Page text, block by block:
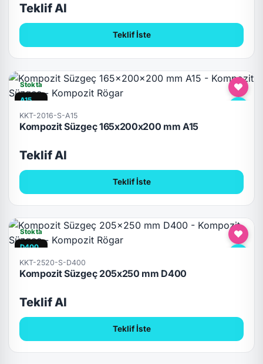
Teklif Al
Teklif İste
Stokta
A15
KKT-2016-S-A15
Kompozit Süzgeç 165x200x200 mm A15
Teklif Al
Teklif İste
Stokta
D400
KKT-2520-S-D400
Kompozit Süzgeç 205x250 mm D400
Teklif Al
Teklif İste